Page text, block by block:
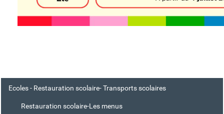
Ecoles - Restauration scolaire- Transports scolaires
Restauration scolaire-Les menus